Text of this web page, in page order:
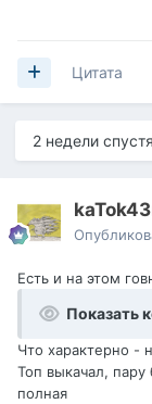
Цитата
2 недели
Есть и на этом
Показать
Что характерно -
Топ выкачал, пару
полная